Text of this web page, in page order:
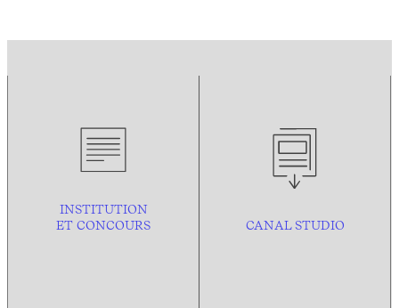
INSTITUTION
ET CONCOURS
CANAL STUDIO